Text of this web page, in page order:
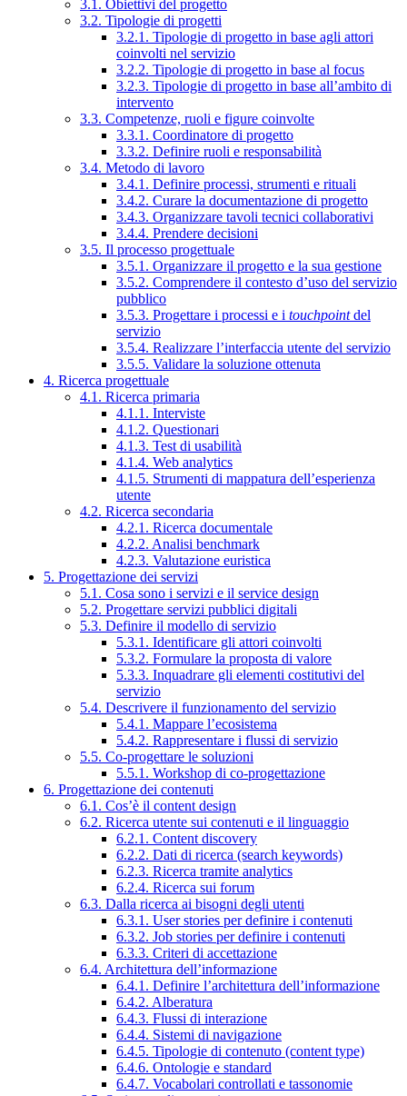
3.1. Obiettivi del progetto
3.2. Tipologie di progetti
3.2.1. Tipologie di progetto in base agli attori
coinvolti nel servizio
3.2.2. Tipologie di progetto in base al focus
3.2.3. Tipologie di progetto in base all’ambito di
intervento
3.3. Competenze, ruoli e figure coinvolte
3.3.1. Coordinatore di progetto
3.3.2. Definire ruoli e responsabilità
3.4. Metodo di lavoro
3.4.1. Definire processi, strumenti e rituali
3.4.2. Curare la documentazione di progetto
3.4.3. Organizzare tavoli tecnici collaborativi
3.4.4. Prendere decisioni
3.5. Il processo progettuale
3.5.1. Organizzare il progetto e la sua gestione
3.5.2. Comprendere il contesto d’uso del servizio
pubblico
3.5.3. Progettare i processi e i touchpointdel
servizio
3.5.4. Realizzare l’interfaccia utente del servizio
3.5.5. Validare la soluzione ottenuta
4. Ricerca progettuale
4.1. Ricerca primaria
4.1.1. Interviste
4.1.2. Questionari
4.1.3. Test di usabilità
4.1.4. Web analytics
4.1.5. Strumenti di mappatura dell’esperienza
utente
4.2. Ricerca secondaria
4.2.1. Ricerca documentale
4.2.2. Analisi benchmark
4.2.3. Valutazione euristica
5. Progettazione dei servizi
5.1. Cosa sono i servizi e il service design
5.2. Progettare servizi pubblici digitali
5.3. Definire il modello di servizio
5.3.1. Identificare gli attori coinvolti
5.3.2. Formulare la proposta di valore
5.3.3. Inquadrare gli elementi costitutivi del
servizio
5.4. Descrivere il funzionamento del servizio
5.4.1. Mappare l’ecosistema
5.4.2. Rappresentare i flussi di servizio
5.5. Co-progettare le soluzioni
5.5.1. Workshop di co-progettazione
6. Progettazione dei contenuti
6.1. Cos’è il content design
6.2. Ricerca utente sui contenuti e il linguaggio
6.2.1. Content discovery
6.2.2. Dati di ricerca (search keywords)
6.2.3. Ricerca tramite analytics
6.2.4. Ricerca sui forum
6.3. Dalla ricerca ai bisogni degli utenti
6.3.1. User stories per definire i contenuti
6.3.2. Job stories per definire i contenuti
6.3.3. Criteri di accettazione
6.4. Architettura dell’informazione
6.4.1. Definire l’architettura dell’informazione
6.4.2. Alberatura
6.4.3. Flussi di interazione
6.4.4. Sistemi di navigazione
6.4.5. Tipologie di contenuto (content type)
6.4.6. Ontologie e standard
6.4.7. Vocabolari controllati e tassonomie